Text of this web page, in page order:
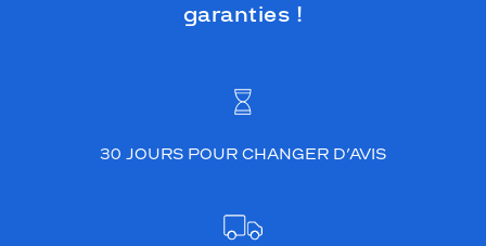
garanties !
30 JOURS POUR CHANGER D’AVIS